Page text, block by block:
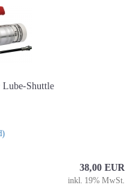
Lube-Shuttle
38,00 EUR
inkl. 19% MwSt.